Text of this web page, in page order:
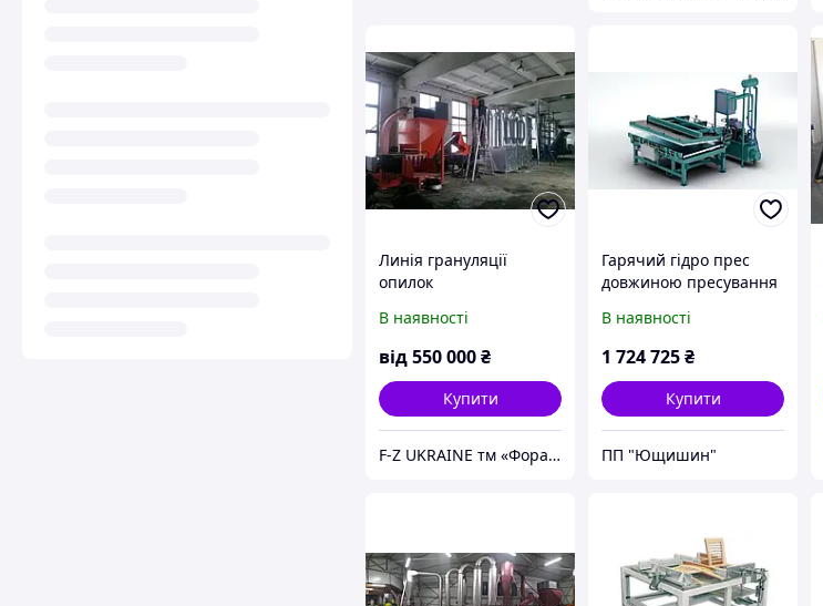
Линія грануляції
опилок
В наявності
від550 000₴
Купити
F-Z UKRAINE тм «Фора Захід»
Гарячий гідро прес
довжиною пресування
м/6,2 м NST HP 3100
NASTO
В наявності
1 724 725₴
Купити
ПП "Ющишин"